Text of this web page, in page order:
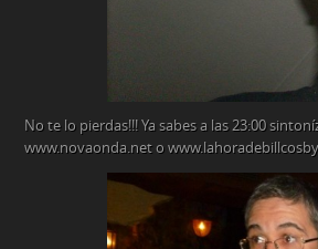
No te lo pierdas!!! Ya sabes a las 23:00
www.novaonda.net o